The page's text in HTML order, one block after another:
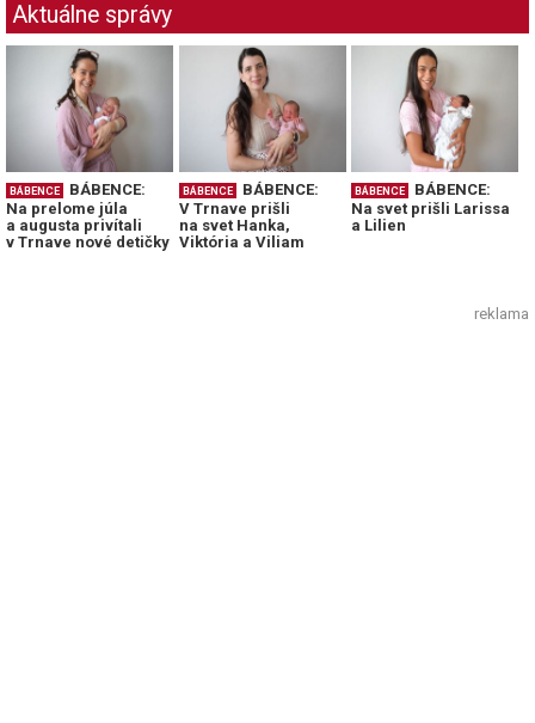
Aktuálne správy
BÁBENCE
BÁBENCE:
Na prelome júla
a augusta privítali
v Trnave nové detičky
BÁBENCE
BÁBENCE:
V Trnave prišli
na svet Hanka,
Viktória a Viliam
BÁBENCE
BÁBENCE:
Na svet prišli Larissa
a Lilien
reklama